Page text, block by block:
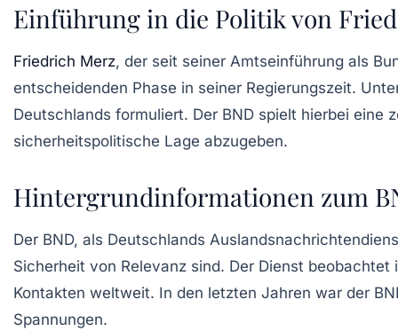
Einführung in die Politik von
Friedrich Merz, der seit seiner Amtseinführung als
entscheidenden Phase in seiner Regierungszeit.
Deutschlands formuliert. Der BND spielt hierbei eine
sicherheitspolitische Lage abzugeben.
Hintergrundinformationen zum
Der BND, als Deutschlands
Sicherheit von Relevanz sind. Der Dienst
Kontakten weltweit. In den letzten Jahren war der
Spannungen.